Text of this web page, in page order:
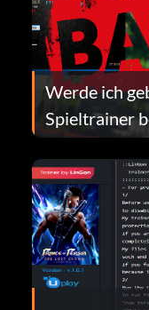
Werde ich
Spieltrainer